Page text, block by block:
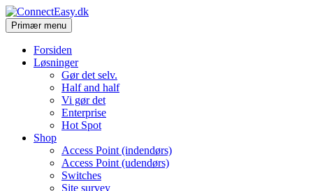
ConnectEasy.dk
SøgPrimær menu Hop
til
Forsiden
Løsninger
Gør det selv.
Half and half
Vi gør det
Enterprise
Hot Spot
Shop
Access Point (indendørs)
Access Point (udendørs)
Switches
Site survey